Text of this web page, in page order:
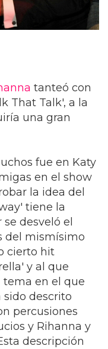
tanteó con
That Talk', a la
una gran
fue en Katy
en el show
la idea del
tiene la
desveló el
del mismísimo
cierto hit
y al que
tema en el que
sido descrito
percusiones
y Rihanna y
descripción